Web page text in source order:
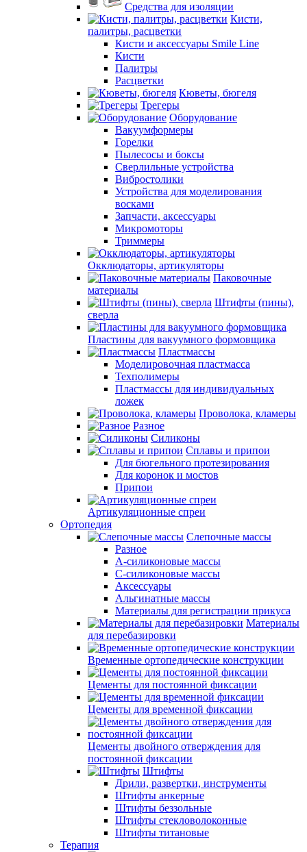
Средства для изоляции
Кисти,
палитры, расцветки
Кисти и аксессуары Smile Line
Кисти
Палитры
Расцветки
Кюветы, бюгеля
Трегеры
Оборудование
Вакуумформеры
Горелки
Пылесосы и боксы
Сверлильные устройства
Вибростолики
Устройства для моделирования
восками
Запчасти, аксессуары
Микромоторы
Триммеры
Окклюдаторы, артикуляторы
Паковочные
материалы
Штифты (пины),
сверла
Пластины для вакуумного формовщика
Пластмассы
Моделировочная пластмасса
Техполимеры
Пластмассы для индивидуальных
ложек
Проволока, кламеры
Разное
Силиконы
Сплавы и припои
Для бюгельного протезирования
Для коронок и мостов
Припои
Артикуляционные спреи
Ортопедия
Слепочные массы
Разное
А-силиконовые массы
С-силиконовые массы
Аксессуары
Альгинатные массы
Материалы для регистрации прикуса
Материалы
для перебазировки
Временные ортопедические конструкции
Цементы для постоянной фиксации
Цементы для временной фиксации
Цементы двойного отверждения для
постоянной фиксации
Штифты
Дрили, развертки, инструменты
Штифты анкерные
Штифты беззольные
Штифты стекловолоконные
Штифты титановые
Терапия